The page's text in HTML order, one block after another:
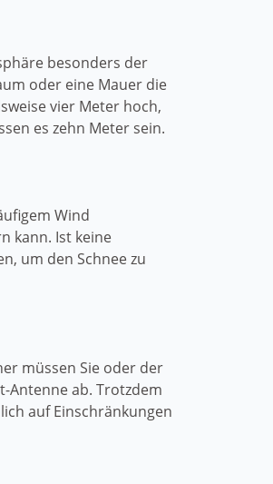
besonders der
oder eine Mauer die
vier Meter hoch,
es zehn Meter sein.
Wind
kann. Ist keine
um den Schnee zu
müssen Sie oder der
Antenne ab. Trotzdem
auf Einschränkungen